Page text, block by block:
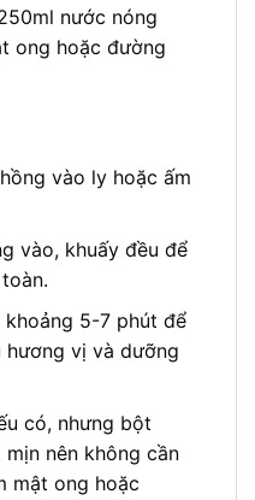
nước nóng
ong hoặc đường
vào ly hoặc ấm
vào, khuấy đều để
5-7 phút để
hương vị và dưỡng
có, nhưng bột
nên không cần
mật ong hoặc